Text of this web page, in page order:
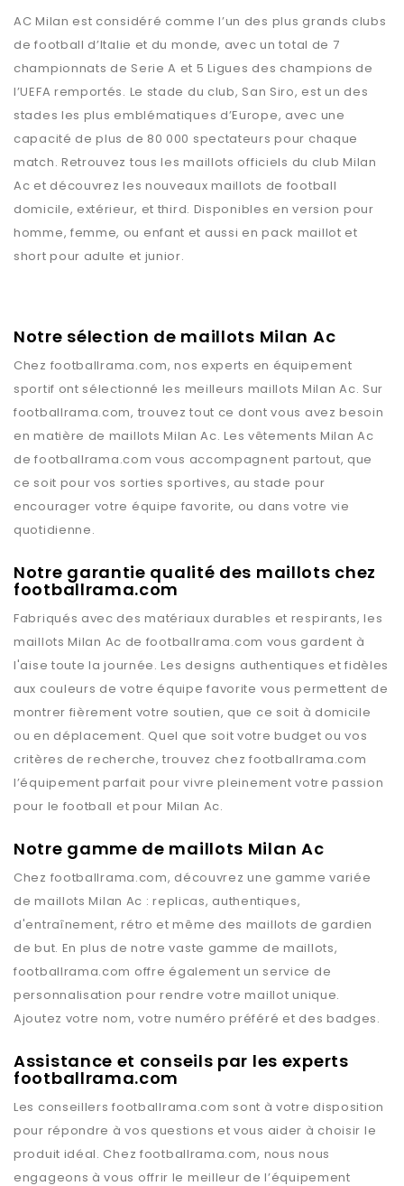
AC Milan est considéré comme l’un des plus grands clubs
de football d’Italie et du monde, avec un total de 7
championnats de Serie A et 5 Ligues des champions de
l’UEFA remportés. Le stade du club, San Siro, est un des
stades les plus emblématiques d’Europe, avec une
capacité de plus de 80 000 spectateurs pour chaque
match. Retrouvez tous les maillots officiels du club Milan
Ac et découvrez les nouveaux maillots de football
domicile, extérieur, et third. Disponibles en version pour
homme, femme, ou enfant et aussi en pack maillot et
short pour adulte et junior.
Notre sélection de maillots Milan Ac
Chez footballrama.com, nos experts en équipement
sportif ont sélectionné les meilleurs maillots Milan Ac. Sur
footballrama.com, trouvez tout ce dont vous avez besoin
en matière de maillotsMilan Ac. Les vêtements Milan Ac
defootballrama.com vous accompagnent partout, que
ce soit pour vos sorties sportives, au stade pour
encourager votre équipe favorite, ou dans votre vie
quotidienne.
Notre garantie qualité des maillots chez
footballrama.com
Fabriqués avec des matériaux durables et respirants, les
maillotsMilan Ac de footballrama.com vous gardent à
l'aise toute la journée. Les designs authentiques et fidèles
aux couleurs de votre équipe favorite vous permettent de
montrer fièrement votre soutien, que ce soit à domicile
ou en déplacement. Quel que soit votre budget ou vos
critères de recherche, trouvez chezfootballrama.com
l’équipement parfait pour vivre pleinement votre passion
pour le football et pour Milan Ac.
Notre gamme de maillots Milan Ac
Chez footballrama.com, découvrez une gamme variée
de maillotsMilan Ac : replicas, authentiques,
d'entraînement, rétro et même des maillots de gardien
de but. En plus de notre vaste gamme de maillots,
footballrama.com offre également un service de
personnalisation pour rendre votre maillot unique.
Ajoutez votre nom, votre numéro préféré et des badges.
Assistance et conseils par les experts
footballrama.com
Les conseillersfootballrama.com sont à votre disposition
pour répondre à vos questions et vous aider à choisir le
produit idéal. Chez footballrama.com, nous nous
engageons à vous offrir le meilleur de l’équipement